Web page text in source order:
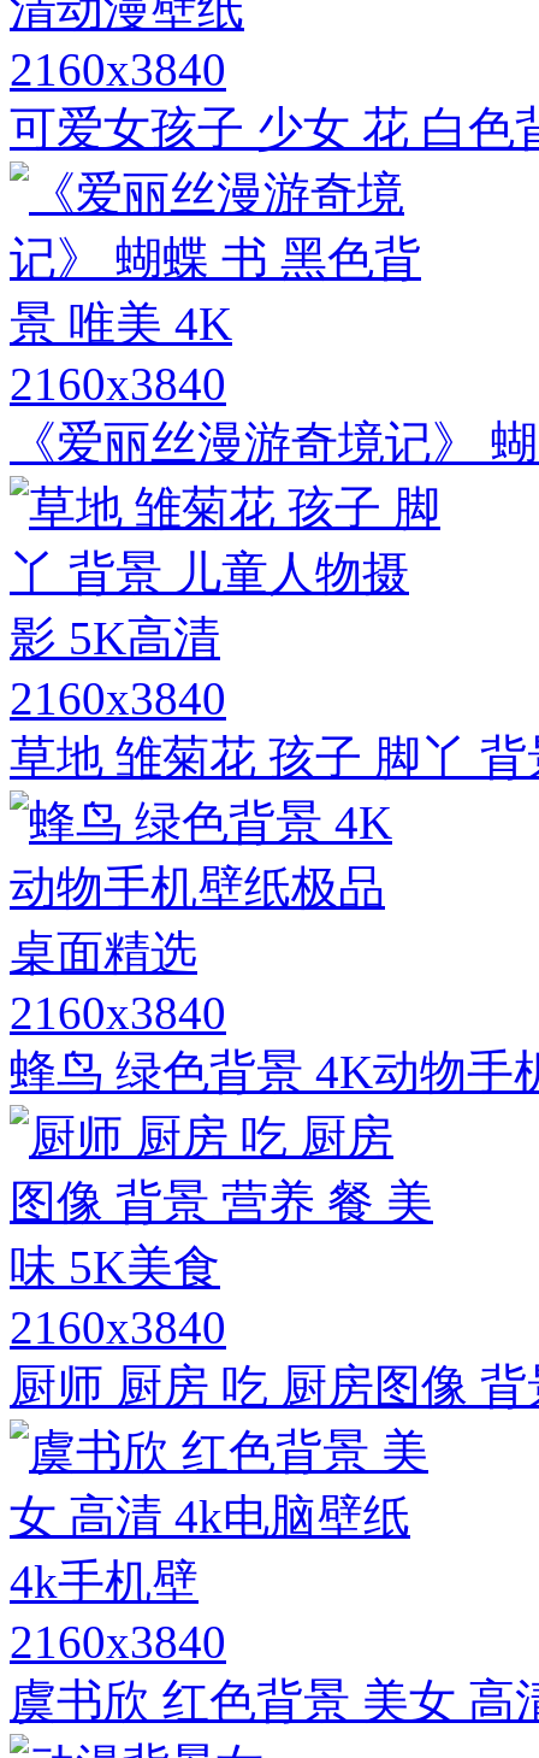
2160x3840
可爱女孩子 少女 花 白色
2160x3840
《爱丽丝漫游奇境记》
2160x3840
草地 雏菊花 孩子 脚丫
2160x3840
蜂鸟 绿色背景 4K动物手
2160x3840
厨师 厨房 吃 厨房图像
2160x3840
虞书欣 红色背景 美女 高